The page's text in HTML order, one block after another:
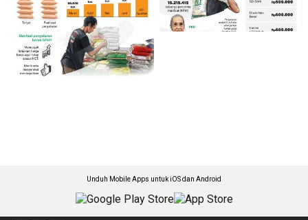
Unduh Mobile Apps untuk iOS dan Android